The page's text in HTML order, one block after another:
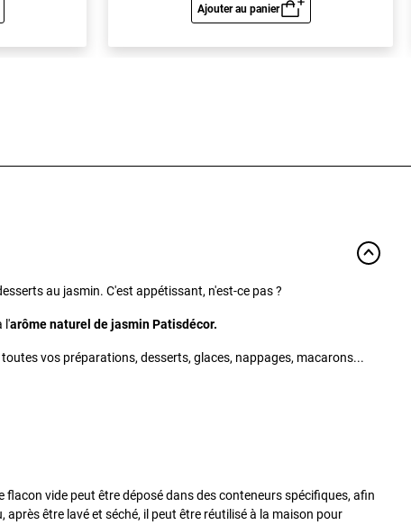
Ajouter au panier
Aperçu rapide
au jasmin. C'est appétissant, n'est-ce pas ?
l'arôme naturel de jasmin Patisdécor.
vos préparations, desserts, glaces, nappages, macarons...
flacon vide peut être déposé dans des conteneurs spécifiques, afin
après être lavé et séché, il peut être réutilisé à la maison pour